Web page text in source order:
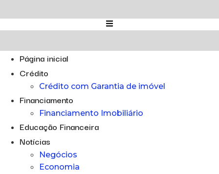
para
o
Página inicial
Crédito
Crédito com Garantia de imóvel
Financiamento
Financiamento Imobiliário
Educação Financeira
Notícias
Negócios
Economia